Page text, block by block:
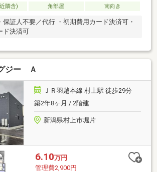
隣含)
角部屋 南向き
保証人不要／代行 ・初期費用カード決済可・
ド決済可
ジー Ａ
ＪＲ羽越本線 村上駅 徒歩29分
築2年8ヶ月 / 2階建
新潟県村上市堀片
6.10万円
管理費2,900円